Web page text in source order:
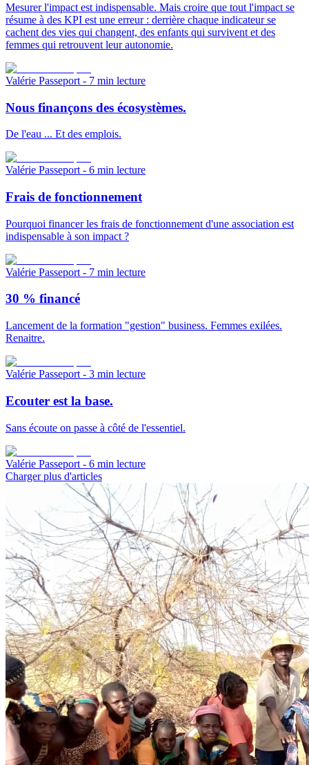
Mesurer l'impact est indispensable. Mais croire que tout l'impact se
résume à des KPI est une erreur : derrière chaque indicateur se
cachent des vies qui changent, des enfants qui survivent et des
femmes qui retrouvent leur autonomie.
Valérie Passeport - 7 min lecture
Nous finançons des écosystèmes.
De l'eau ... Et des emplois.
Valérie Passeport - 6 min lecture
Frais de fonctionnement
Pourquoi financer les frais de fonctionnement d'une association est
indispensable à son impact ?
Valérie Passeport - 7 min lecture
30 % financé
Lancement de la formation "gestion" business. Femmes exilées.
Renaitre.
Valérie Passeport - 3 min lecture
Ecouter est la base.
Sans écoute on passe à côté de l'essentiel.
Valérie Passeport - 6 min lecture
Charger plus d'articles